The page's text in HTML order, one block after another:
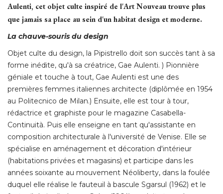
Aulenti, cet objet culte inspiré de l'Art Nouveau trouve plus
que jamais sa place au sein d'un habitat design et moderne.
La chauve-souris du design
Objet culte du design, la Pipistrello doit son succès tant à sa
forme inédite, qu'à sa créatrice, Gae Aulenti. ) Pionnière
géniale et touche à tout, Gae Aulenti est une des
premières femmes italiennes architecte (diplômée en 1954
au Politecnico de Milan.) Ensuite, elle est tour à tour,
rédactrice et graphiste pour le magazine Casabella-
Continuità. Puis elle enseigne en tant qu'assistante en
composition architecturale à l'université de Venise. Elle se
spécialise en aménagement et décoration d'intérieur
(habitations privées et magasins) et participe dans les
années soixante au mouvement Néoliberty, dans la foulée
duquel elle réalise le fauteuil à bascule Sgarsul (1962) et le